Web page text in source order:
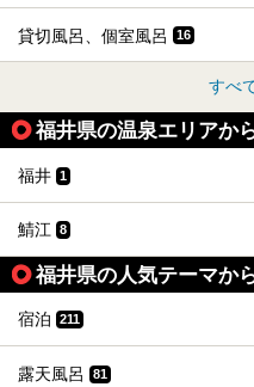
貸切風呂、個室風呂 16
すべ
福井県の温泉エリアか
福井 1
鯖江 8
福井県の人気テーマか
宿泊 211
露天風呂 81